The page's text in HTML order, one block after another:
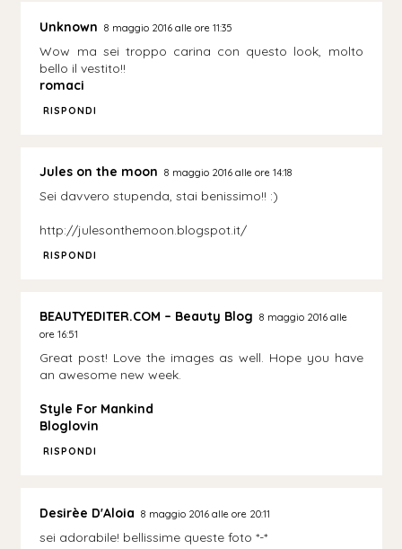
Unknown 8 maggio 2016 alle ore 11:35
Wow ma sei troppo carina con questo look, molto
bello il vestito!!
romaci
RISPONDI
Jules on the moon 8 maggio 2016 alle ore 14:18
Sei davvero stupenda, stai benissimo!! :)
http://julesonthemoon.blogspot.it/
RISPONDI
BEAUTYEDITER.COM – Beauty Blog 8 maggio 2016 alle
ore 16:51
Great post! Love the images as well. Hope you have
an awesome new week.
Style For Mankind
Bloglovin
RISPONDI
Desirèe D'Aloia 8 maggio 2016 alle ore 20:11
sei adorabile! bellissime queste foto *-*